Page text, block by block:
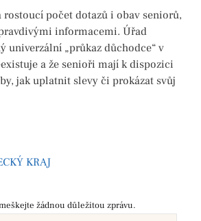
rostoucí počet dotazů i obav seniorů,
informacemi. Úřad
univerzální „průkaz důchodce“ v
a že senioři mají k dispozici
jak uplatnit slevy či prokázat svůj
KRAJ
žádnou důležitou zprávu.